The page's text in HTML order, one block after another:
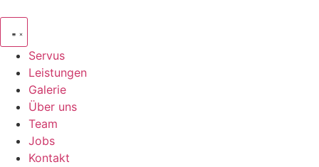
springen
Servus
Leistungen
Galerie
Über uns
Team
Jobs
Kontakt